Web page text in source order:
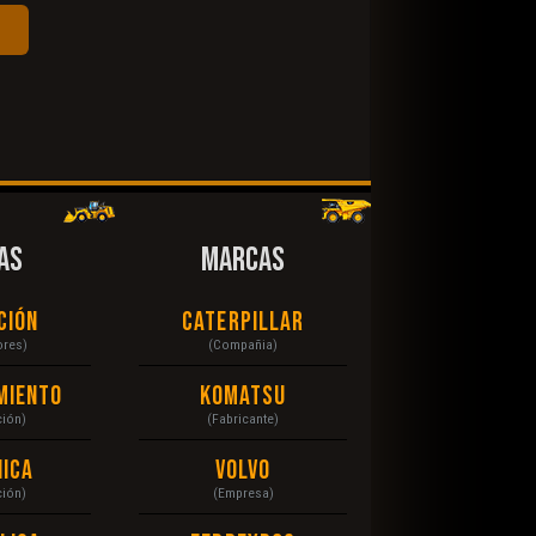
MARCAS
Caterpillar
(Compañia)
Komatsu
(Fabricante)
Volvo
(Empresa)